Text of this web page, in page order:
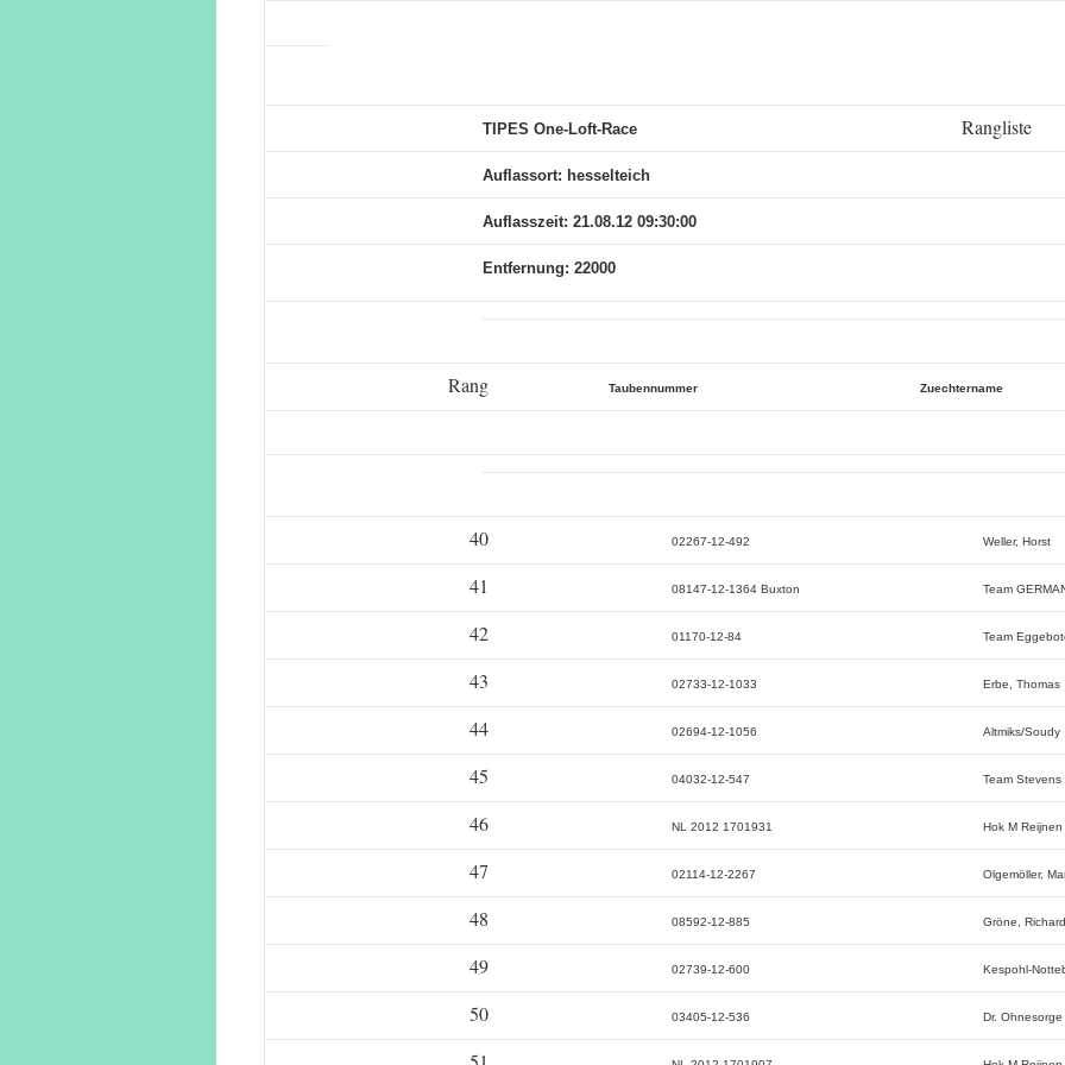
TIPES One-Loft-Race Rangliste
Auflassort: hesselteich
Auflasszeit: 21.08.12 09:30:00
Entfernung: 22000
Rang Taubennummer Zuechtername
40 02267-12-492 Weller, Horst
41
08147-12-1364 Buxton Team
42
01170-12-84 Team
43
02733-12-1033 Erbe, Thomas
44
02694-12-1056 Altmiks/Soudy
45
04032-12-547 Team Stevens
46
NL 2012 1701931 Hok M Reijnen
47
02114-12-2267 Olgemöller,
48
08592-12-885 Gröne, Richard
49
02739-12-600 Kespohl-
50
03405-12-536 Dr. Ohnesorge